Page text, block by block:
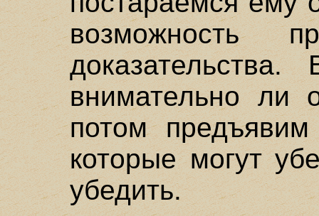
возможность
внимательно ли
потом
которые могут
убедить.